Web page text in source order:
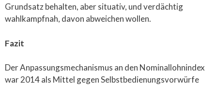
Grundsatz behalten, aber situativ, und verdächtig
wahlkampfnah, davon abweichen wollen.
Fazit
Der Anpassungsmechanismus an den Nominallohnindex
war 2014 als Mittel gegen Selbstbedienungsvorwürfe